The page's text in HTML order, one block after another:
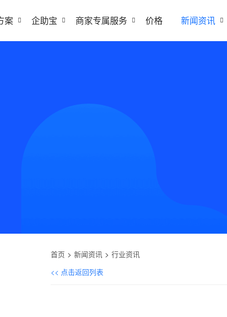
案 企助宝 商家专属服务 价格 新闻资讯
首页 新闻资讯
行业资讯
<< 点击返回列表